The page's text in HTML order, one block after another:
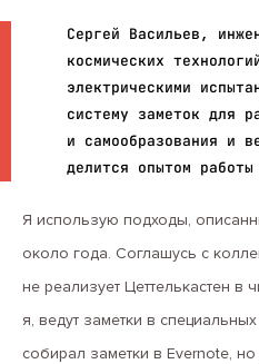
Сергей Васильев,
космических
электрическими
систему заметок для
и самообразования и
делится опытом
Я использую подходы,
около года. Соглашусь с
не реализует Цеттелькастен в
я, ведут заметки в
собирал заметки в Evernote,